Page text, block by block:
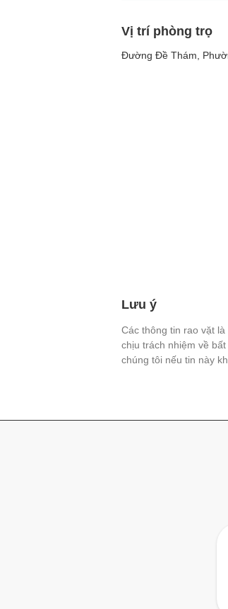
Vị trí phòng trọ
Đường Đề Thám,
Lưu ý
Các thông tin rao vặt
chịu trách nhiệm về
chúng tôi nếu tin này